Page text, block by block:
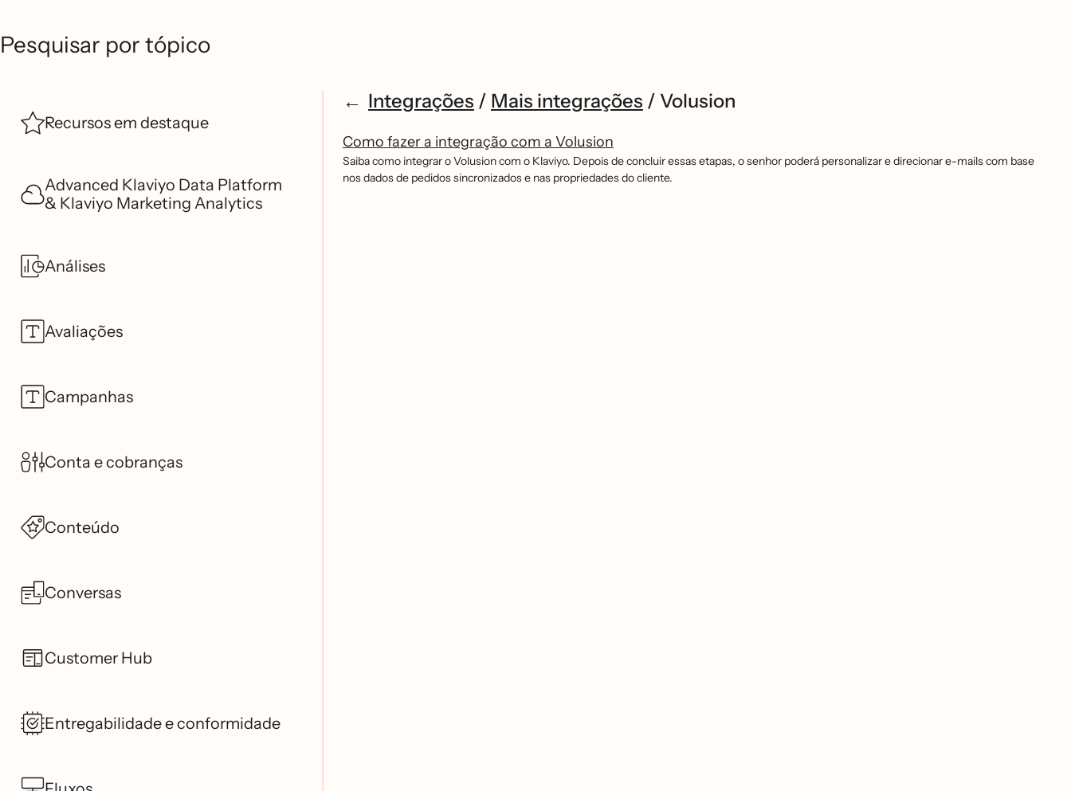
Pesquisar por tópico
Recursos em destaque
Advanced Klaviyo Data Platform
& Klaviyo Marketing Analytics
Análises
Avaliações
Campanhas
Conta e cobranças
Conteúdo
Conversas
Customer Hub
Entregabilidade e conformidade
Integrações / Mais integrações / Volusion
Como fazer a integração com a Volusion
Saiba como integrar o Volusion com o Klaviyo. Depois de concluir essas etapas, o senhor poderá personalizar e direcionar e-mails com base
nos dados de pedidos sincronizados e nas propriedades do cliente.